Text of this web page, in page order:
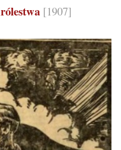
[1907]